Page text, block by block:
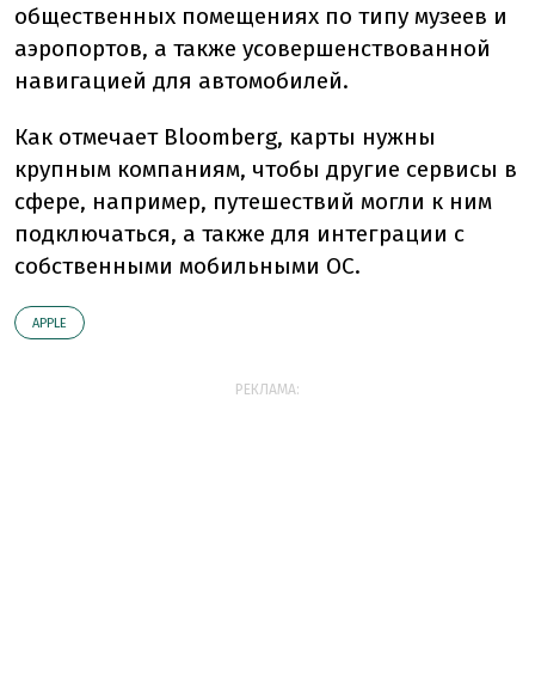
общественных помещениях по типу музеев и
аэропортов, а также усовершенствованной
навигацией для автомобилей.
Как отмечает Bloomberg, карты нужны
крупным компаниям, чтобы другие сервисы в
сфере, например, путешествий могли к ним
подключаться, а также для интеграции с
собственными мобильными ОС.
АPPLE
РЕКЛАМА: